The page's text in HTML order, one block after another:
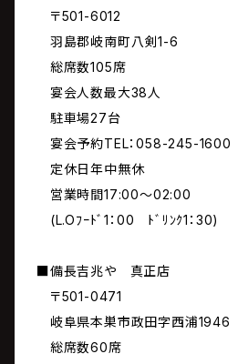
〒501-6012
羽島郡岐南町八剣1-6
総席数105席
宴会人数最大38人
駐車場27台
宴会予約TEL：058-245-1600
定休日年中無休
営業時間17:00～02:00
(L.Oﾌｰﾄﾞ1：00 ﾄﾞﾘﾝｸ1：30)
■備長吉兆や 真正店
〒501-0471
岐阜県本巣市政田字西浦1946
総席数60席